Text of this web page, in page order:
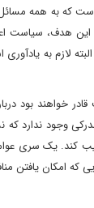
که به همه
هدف، سیاست
لازم به
امضاکنندگان توافق سال
وجود ندارد
کند. یک سری
امکان یافتن